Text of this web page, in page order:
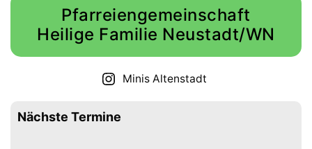
Pfarreiengemeinschaft
Heilige Familie Neustadt/WN
Minis Altenstadt
Nächste Termine